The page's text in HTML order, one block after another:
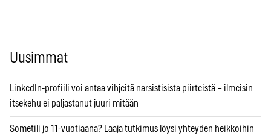
Uusimmat
LinkedIn-profiili voi antaa vihjeitä narsistisista piirteistä – ilmeisin
itsekehu ei paljastanut juuri mitään
Sometili jo 11-vuotiaana? Laaja tutkimus löysi yhteyden heikkoihin